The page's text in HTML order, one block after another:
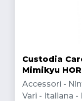
Custodia
Mimikyu
Accessori -
Vari - Italiana -